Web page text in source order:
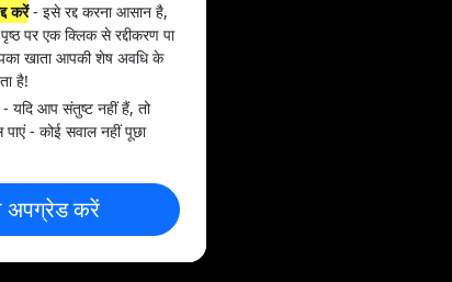
करें- इसे रद्द करना आसान है,
पर एक क्लिक से रद्दीकरण पा
खाता आपकी शेष अवधि के
है!
- यदि आप संतुष्ट नहीं हैं, तो
पाएं - कोई सवाल नहीं पूछा
अपग्रेड करें